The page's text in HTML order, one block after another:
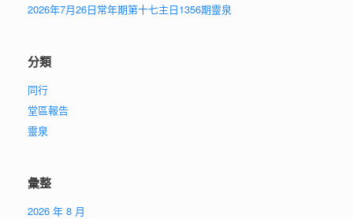
2026年7月26日常年期第十七主日1356期靈泉
分類
同行
堂區報告
靈泉
彙整
2026 年 8 月